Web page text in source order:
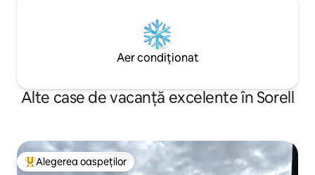
Aer condiționat
Alte case de vacanță excelente în Sorell
Locuință din topul categoriei Alegerea oaspeților
Alegerea oaspeților